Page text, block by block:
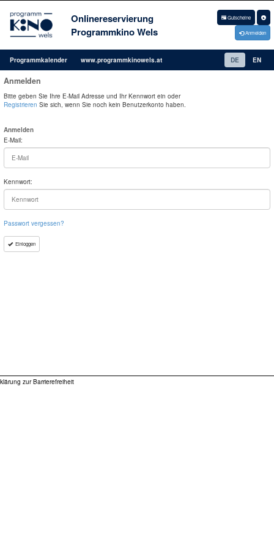
Onlinereservierung
Programmkino Wels
Gutscheine
Anmelden
Programmkalender www.programmkinowels.at EN
DE
Anmelden
Bitte geben Sie Ihre E-Mail Adresse und Ihr Kennwort ein oder
Registrieren Sie sich, wenn Sie noch kein Benutzerkonto haben.
Anmelden
E-Mail:
Kennwort:
Passwort vergessen?
Einloggen
zur Barrierefreiheit